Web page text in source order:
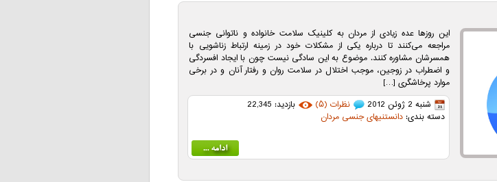
این روزها عده زیادی از مردان به کلینیک سلامت خانواده و ناتوانی جنسی
مراجعه می‌کنند تا درباره یکی از مشکلات خود در زمینه ارتباط زناشویی با
همسرشان مشاوره کنند. موضوع به این سادگی نیست چون با ایجاد افسردگی
و اضطراب در زوجین، موجب اختلال در سلامت روان و رفتار آنان و در برخی
موارد پرخاشگری […]
شنبه 2 ژوئن 2012
نظرات (۵)
بازدید: 22,345
دسته بندی:دانستنیهای جنسی مردان